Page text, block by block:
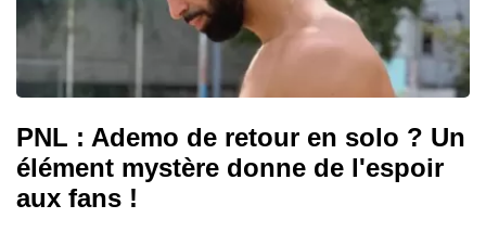
PNL : Ademo de retour en solo ? Un
élément mystère donne de l'espoir
aux fans !